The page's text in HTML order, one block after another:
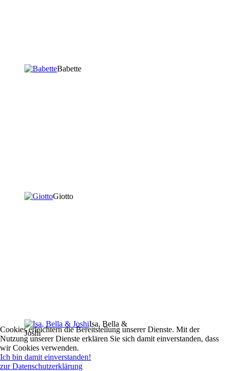
Babette
Giotto
Isa, Bella &
Joshi
Cookies erleichtern die Bereitstellung unserer Dienste. Mit der
Nutzung unserer Dienste erklären Sie sich damit einverstanden, dass
wir Cookies verwenden.
Ich bin damit einverstanden!
zur Datenschutzerklärung